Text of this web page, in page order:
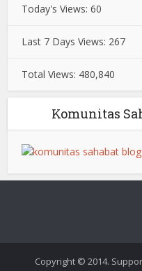
Today's Views:60
Last 7 Days Views: 267
Total Views: 480,840
Komunitas
Copyright © 2014.